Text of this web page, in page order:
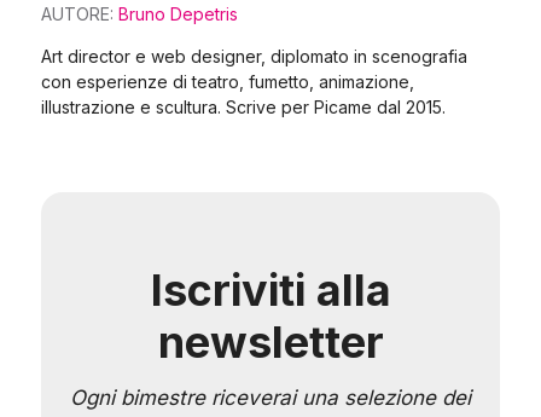
AUTORE: Bruno Depetris
Art director e web designer, diplomato in scenografia
con esperienze di teatro, fumetto, animazione,
illustrazione e scultura. Scrive per Picame dal 2015.
Iscriviti alla
newsletter
Ogni bimestre riceverai una selezione dei